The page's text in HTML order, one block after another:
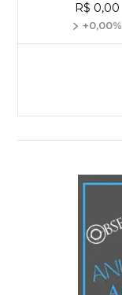
R$ 0,00
+0,00%